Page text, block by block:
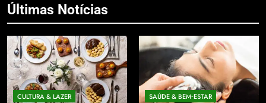
Últimas Notícias
CULTURA & LAZER SAÚDE & BEM‑ESTAR